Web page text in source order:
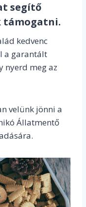
segítő
támogatni.
kedvenc
a garantált
nyerd meg az
velünk jönni a
Állatmentő